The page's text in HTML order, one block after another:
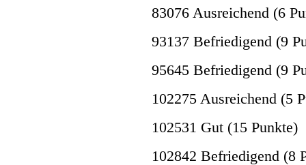
83076 Ausreichend (6
93137 Befriedigend (9
95645 Befriedigend (9
102275 Ausreichend (5
102531 Gut (15 Punkte)
102842 Befriedigend (8